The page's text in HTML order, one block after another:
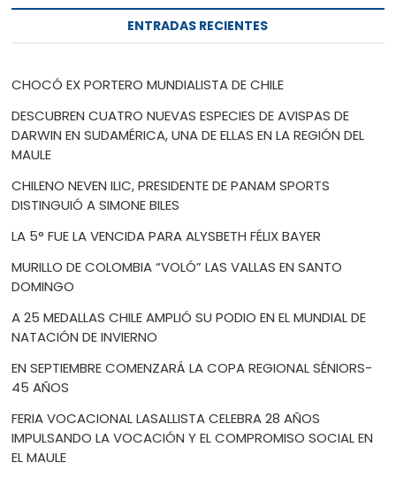
ENTRADAS RECIENTES
CHOCÓ EX PORTERO MUNDIALISTA DE CHILE
DESCUBREN CUATRO NUEVAS ESPECIES DE AVISPAS DE
DARWIN EN SUDAMÉRICA, UNA DE ELLAS EN LA REGIÓN DEL
MAULE
CHILENO NEVEN ILIC, PRESIDENTE DE PANAM SPORTS
DISTINGUIÓ A SIMONE BILES
LA 5° FUE LA VENCIDA PARA ALYSBETH FÉLIX BAYER
MURILLO DE COLOMBIA “VOLÓ” LAS VALLAS EN SANTO
DOMINGO
A 25 MEDALLAS CHILE AMPLIÓ SU PODIO EN EL MUNDIAL DE
NATACIÓN DE INVIERNO
EN SEPTIEMBRE COMENZARÁ LA COPA REGIONAL SÉNIORS-
45 AÑOS
FERIA VOCACIONAL LASALLISTA CELEBRA 28 AÑOS
IMPULSANDO LA VOCACIÓN Y EL COMPROMISO SOCIAL EN
EL MAULE